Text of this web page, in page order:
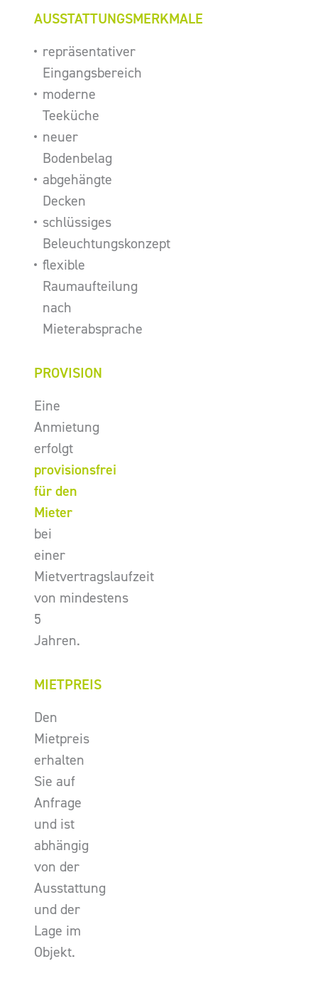
AUSSTATTUNGSMERKMALE
repräsentativer
Eingangsbereich
moderne
Teeküche
neuer
Bodenbelag
abgehängte
Decken
schlüssiges
Beleuchtungskonzept
flexible
Raumaufteilung
nach
Mieterabsprache
PROVISION
Eine
Anmietung
erfolgt
provisionsfrei
für den
Mieter
bei
einer
Mietvertragslaufzeit
von mindestens
5
Jahren.
MIETPREIS
Den
Mietpreis
erhalten
Sie auf
Anfrage
und ist
abhängig
von der
Ausstattung
und der
Lage im
Objekt.